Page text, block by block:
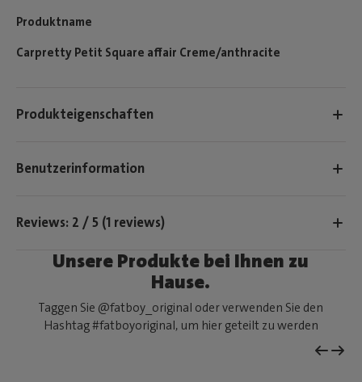
Produktname
Carpretty Petit Square affair Creme/anthracite
Produkteigenschaften
Benutzerinformation
Reviews: 2 / 5 (1 reviews)
Unsere Produkte bei Ihnen zu
Hause.
Taggen Sie @fatboy_original oder verwenden Sie den
Hashtag #fatboyoriginal, um hier geteilt zu werden